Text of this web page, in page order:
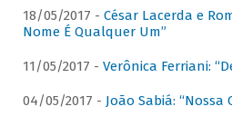
18/05/2017 - César Lacerda e
Nome É Qualquer Um”
11/05/2017 - Verônica Ferriani:
04/05/2017 - João Sabiá: “Nossa